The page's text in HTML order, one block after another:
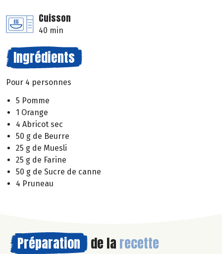
Cuisson
40 min
Ingrédients
Pour 4 personnes
5 Pomme
1 Orange
4 Abricot sec
50 g de Beurre
25 g de Muesli
25 g de Farine
50 g de Sucre de canne
4 Pruneau
Préparation de la recette